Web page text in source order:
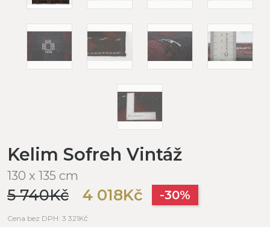
Kelim Sofreh Vintáž
130 x 135 cm
5 740Kč 4 018Kč -30%
Cena bez DPH: 3 321Kč